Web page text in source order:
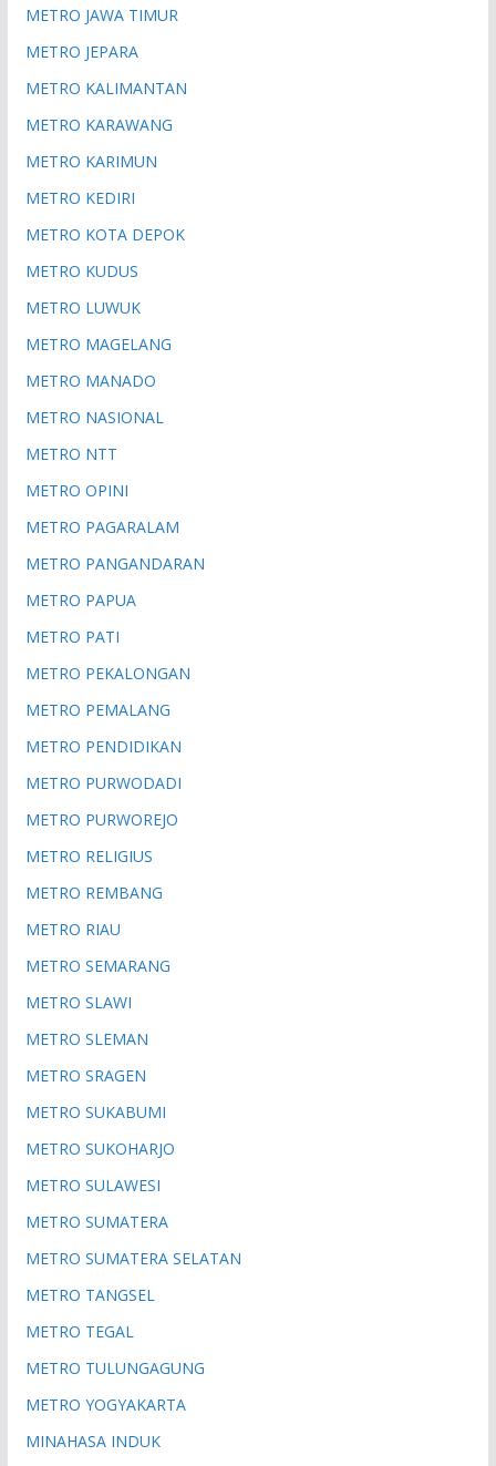
METRO JAWA TIMUR
METRO JEPARA
METRO KALIMANTAN
METRO KARAWANG
METRO KARIMUN
METRO KEDIRI
METRO KOTA DEPOK
METRO KUDUS
METRO LUWUK
METRO MAGELANG
METRO MANADO
METRO NASIONAL
METRO NTT
METRO OPINI
METRO PAGARALAM
METRO PANGANDARAN
METRO PAPUA
METRO PATI
METRO PEKALONGAN
METRO PEMALANG
METRO PENDIDIKAN
METRO PURWODADI
METRO PURWOREJO
METRO RELIGIUS
METRO REMBANG
METRO RIAU
METRO SEMARANG
METRO SLAWI
METRO SLEMAN
METRO SRAGEN
METRO SUKABUMI
METRO SUKOHARJO
METRO SULAWESI
METRO SUMATERA
METRO SUMATERA SELATAN
METRO TANGSEL
METRO TEGAL
METRO TULUNGAGUNG
METRO YOGYAKARTA
MINAHASA INDUK